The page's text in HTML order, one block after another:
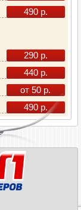
490 р.
290 р.
440 р.
от 50 р.
490 р.